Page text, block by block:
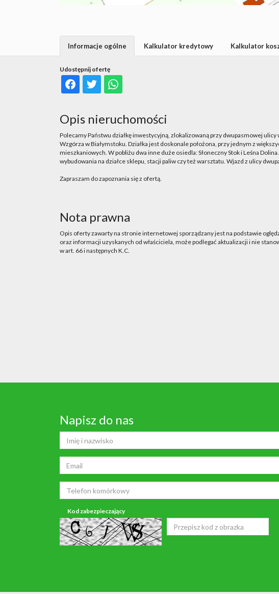
Udostępnij ofertę
Informacje ogólne Kalkulator kredytowy Kalkulator
Opis nieruchomości
Polecamy Państwu działkę inwestycyjną, zlokalizowaną przy dwupasmowej
Wzgórza w Białymstoku. Działka jest doskonale położona, przy jednym z
mieszkaniowych. W pobliżu dwa inne duże osiedla: Słoneczny Stok i Leśna
wybudowania na działce sklepu, stacji paliw czy też warsztatu. Wjazd z ulicy
Zapraszam do zapoznania się z ofertą.
Nota prawna
Opis oferty zawarty na stronie internetowej sporządzany jest na podstawie
oraz informacji uzyskanych od właściciela, może podlegać aktualizacji i nie
w art. 66 i następnych K.C.
Napisz do nas
Kod zabezpieczający